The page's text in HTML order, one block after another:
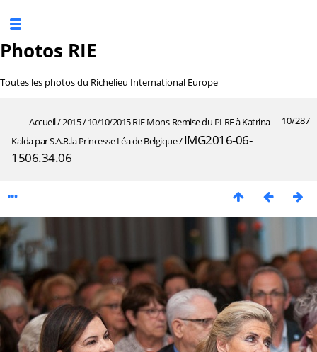
Photos RIE
Toutes les photos du Richelieu International Europe
10/287
Accueil/2015/10/10/2015 RIE Mons-Remise du PLRF à Katrina
Kalda par S.A.R.la Princesse Léa de Belgique/IMG2016-06-
1506.34.06